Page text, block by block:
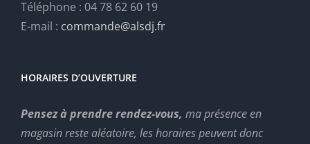
Téléphone : 04 78 62 60 19
E-mail : commande@alsdj.fr
HORAIRES D’OUVERTURE
Pensez à prendre rendez-vous, ma présence en
magasin reste aléatoire, les horaires peuvent donc